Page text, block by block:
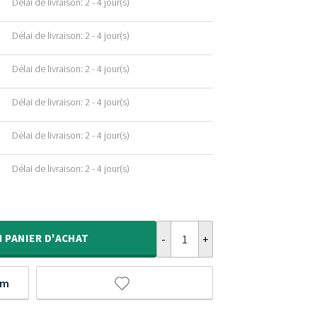
Délai de livraison: 2 - 4 jour(s)
Délai de livraison: 2 - 4 jour(s)
Délai de livraison: 2 - 4 jour(s)
Délai de livraison: 2 - 4 jour(s)
Délai de livraison: 2 - 4 jour(s)
PANIER D'ACHAT